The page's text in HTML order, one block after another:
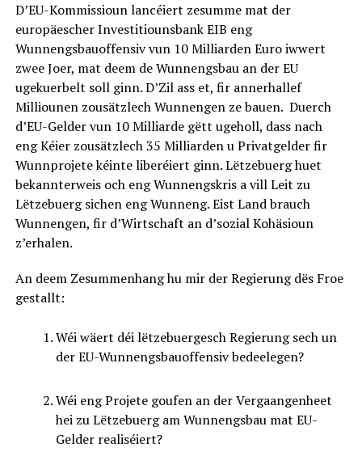
D’EU-Kommissioun lancéiert zesumme mat der
europäescher Investitiounsbank EIB eng
Wunnengsbauoffensiv vun 10 Milliarden Euro iwwert
zwee Joer, mat deem de Wunnengsbau an der EU
ugekuerbelt soll ginn. D’Zil ass et, fir annerhallef
Milliounen zousätzlech Wunnengen ze bauen. Duerch
d’EU-Gelder vun 10 Milliarde gëtt ugeholl, dass nach
eng Kéier zousätzlech 35 Milliarden u Privatgelder fir
Wunnprojete kéinte liberéiert ginn. Lëtzebuerg huet
bekannterweis och eng Wunnengskris a vill Leit zu
Lëtzebuerg sichen eng Wunneng. Eist Land brauch
Wunnengen, fir d’Wirtschaft an d’sozial Kohäsioun
z’erhalen.
An deem Zesummenhang hu mir der Regierung dës Froe
gestallt:
Wéi wäert déi lëtzebuergesch Regierung sech un
der EU-Wunnengsbauoffensiv bedeelegen?
Wéi eng Projete goufen an der Vergaangenheet
hei zu Lëtzebuerg am Wunnengsbau mat EU-
Gelder realiséiert?